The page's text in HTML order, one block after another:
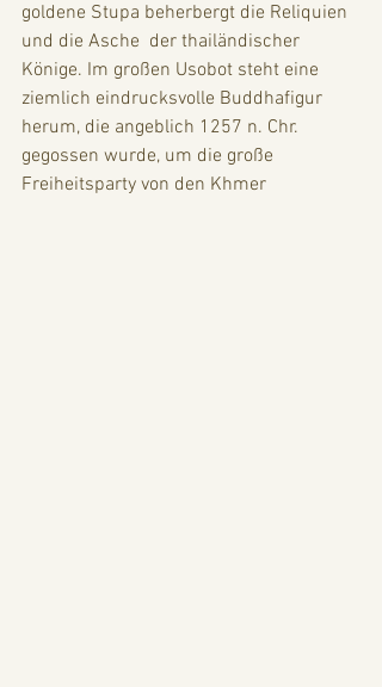
goldene Stupa beherbergt die Reliquien
und die Asche  der thailändischer
Könige. Im großen Usobot steht eine
ziemlich eindrucksvolle Buddhafigur
herum, die angeblich 1257 n. Chr.
gegossen wurde, um die große
Freiheitsparty von den Khmer